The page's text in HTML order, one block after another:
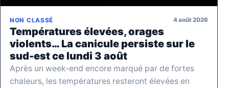
NON CLASSÉ 4 août 2026
Températures élevées, orages
violents… La canicule persiste sur le
sud-est ce lundi 3 août
Après un week-end encore marqué par de fortes
chaleurs, les températures resteront élevées en